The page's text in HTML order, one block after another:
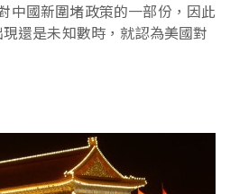
中國新圍堵政策的一部份，因此
還是未知數時，就認為美國對